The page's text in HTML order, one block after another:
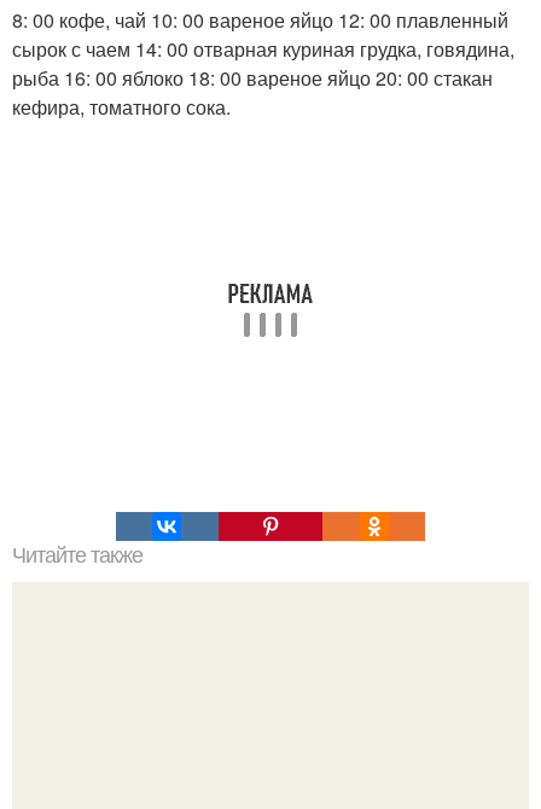
8: 00 кофе, чай 10: 00 вареное яйцо 12: 00 плавленный
сырок с чаем 14: 00 отварная куриная грудка, говядина,
рыба 16: 00 яблоко 18: 00 вареное яйцо 20: 00 стакан
кефира, томатного сока.
Читайте также